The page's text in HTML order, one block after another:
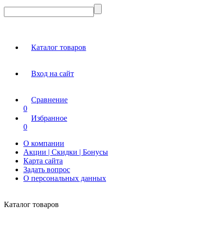
Каталог товаров
Вход на сайт
Сравнение
0
Избранное
0
О компании
Акции | Скидки | Бонусы
Карта сайта
Задать вопрос
О персональных данных
Каталог товаров